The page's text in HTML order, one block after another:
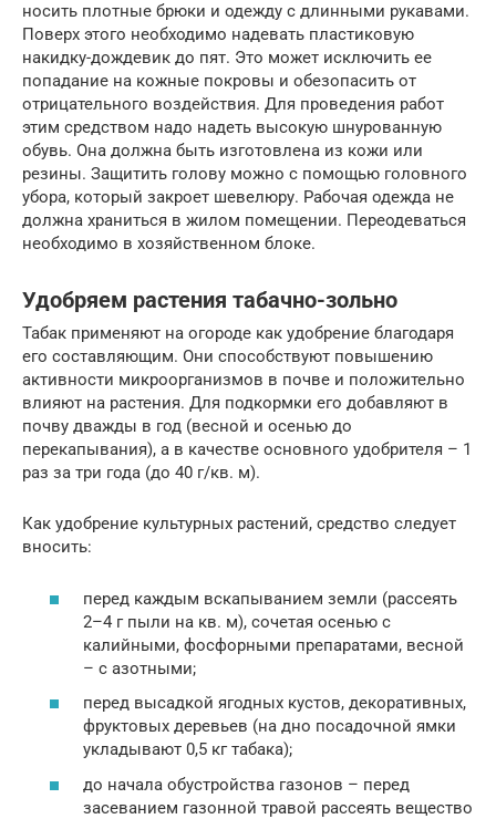
носить плотные брюки и одежду с длинными рукавами.
Поверх этого необходимо надевать пластиковую
накидку-дождевик до пят. Это может исключить ее
попадание на кожные покровы и обезопасить от
отрицательного воздействия. Для проведения работ
этим средством надо надеть высокую шнурованную
обувь. Она должна быть изготовлена из кожи или
резины. Защитить голову можно с помощью головного
убора, который закроет шевелюру. Рабочая одежда не
должна храниться в жилом помещении. Переодеваться
необходимо в хозяйственном блоке.
Удобряем растения табачно-зольно
Табак применяют на огороде как удобрение благодаря
его составляющим. Они способствуют повышению
активности микроорганизмов в почве и положительно
влияют на растения. Для подкормки его добавляют в
почву дважды в год (весной и осенью до
перекапывания), а в качестве основного удобрителя – 1
раз за три года (до 40 г/кв. м).
Как удобрение культурных растений, средство следует
вносить:
перед каждым вскапыванием земли (рассеять
2–4 г пыли на кв. м), сочетая осенью с
калийными, фосфорными препаратами, весной
– с азотными;
перед высадкой ягодных кустов, декоративных,
фруктовых деревьев (на дно посадочной ямки
укладывают 0,5 кг табака);
до начала обустройства газонов – перед
засеванием газонной травой рассеять вещество